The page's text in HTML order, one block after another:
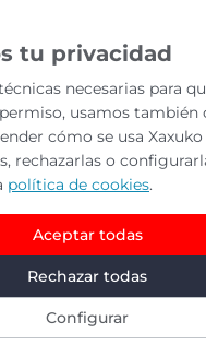
CONTIGO
y recompensas desde
EN
de privacidad
tu privacidad
necesarias para
usamos también
cómo se usa
rechazarlas o
política de cookies.
Aceptar todas
Rechazar todas
Configurar